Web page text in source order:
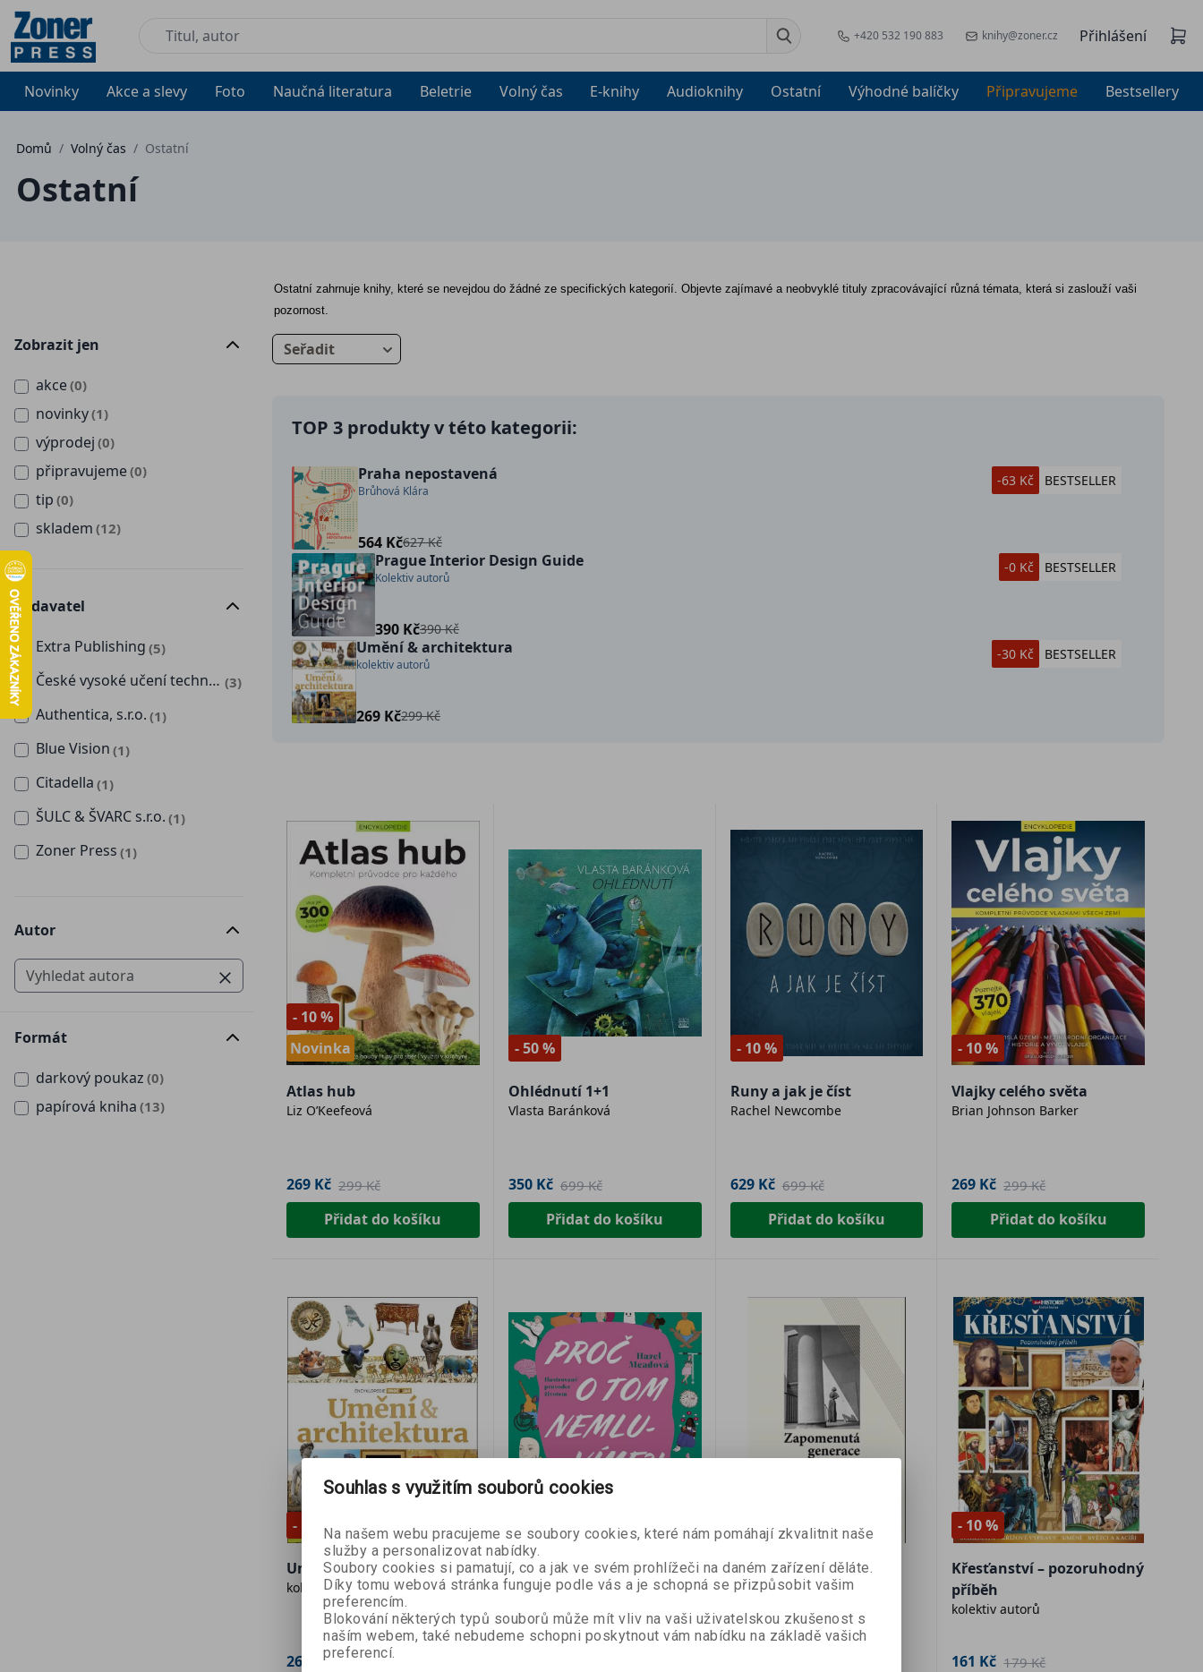
+420 532 190 883 knihy@zoner.cz Přihlášení
Novinky Akce a slevy Foto Naučná literatura Beletrie Volný čas E-knihy Audioknihy Ostatní Výhodné balíčky Připravujeme Bestsellery
Domů / Volný čas / Ostatní
Ostatní
Ostatní zahrnuje knihy, které se nevejdou do žádné ze specifických kategorií. Objevte zajímavé a neobvyklé tituly zpracovávající různá témata, která si zaslouží vaši
pozornost.
Zobrazit jen
akce(0)
novinky(1)
výprodej (0)
připravujeme(0)
tip (0)
skladem (12)
Vydavatel
Extra Publishing (5)
České vysoké učení technické v Praze (3)
Authentica, s.r.o. (1)
Blue Vision (1)
Citadella (1)
ŠULC & ŠVARC s.r.o. (1)
Zoner Press (1)
Autor
Formát
darkový poukaz (0)
papírová kniha (13)
Seřadit
TOP 3 produkty v této kategorii:
Praha nepostavená
Brůhová Klára
564 Kč627 Kč
-63 Kč BESTSELLER
Prague Interior Design Guide
Kolektiv autorů
390 Kč390 Kč
-0 Kč BESTSELLER
Umění & architektura
kolektiv autorů
269 Kč299 Kč
-30 Kč BESTSELLER
- 10 %
Novinka
Atlas hub
Liz O’Keefeová
269 Kč 299 Kč
Přidat do košíku
- 50 %
Ohlédnutí 1+1
Vlasta Baránková
350 Kč 699 Kč
Přidat do košíku
- 10 %
Runy a jak je číst
Rachel Newcombe
629 Kč 699 Kč
Přidat do košíku
- 10 %
Vlajky celého světa
Brian Johnson Barker
269 Kč 299 Kč
Přidat do košíku
- 10 %
Umění & architektura
kolektiv autorů
269 Kč 299 Kč
- 10 %
Proč o tom nemluvíme?!
Hazel Meadová
- 10 %
Zapomenutá generace /
Čeští architekti na
Slovensku
Matúš Dulla a kolektiv
- 10 %
Křesťanství – pozoruhodný
příběh
kolektiv autorů
161 Kč 179 Kč
Souhlas s využitím souborů cookies
Na našem webu pracujeme se soubory cookies, které nám pomáhají zkvalitnit naše
služby a personalizovat nabídky.
Soubory cookies si pamatují, co a jak ve svém prohlížeči na daném zařízení děláte.
Díky tomu webová stránka funguje podle vás a je schopná se přizpůsobit vašim
preferencím.
Blokování některých typů souborů může mít vliv na vaši uživatelskou zkušenost s
naším webem, také nebudeme schopni poskytnout vám nabídku na základě vašich
preferencí.